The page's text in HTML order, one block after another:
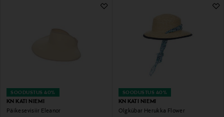
SOODUSTUS 40%
KN KATI NIEMI
Päikesevisiir Eleanor
SOODUSTUS 40%
KN KATI NIEMI
Õlgkübar Herukka Flower